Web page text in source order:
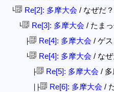
└ Re[2]: 多摩大会 / なぜだ
└ Re[3]: 多摩大会 / たま
├ Re[4]: 多摩大会 / ゲ
└ Re[4]: 多摩大会 / な
├ Re[5]: 多摩大会 /
│├ Re[6]: 多摩大会 /